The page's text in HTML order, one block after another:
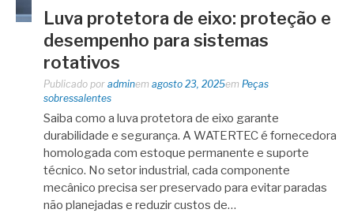
Luva protetora de eixo: proteção e
desempenho para sistemas
rotativos
Publicado por adminem agosto 23, 2025em Peças
sobressalentes
Saiba como a luva protetora de eixo garante
durabilidade e segurança. A WATERTEC é fornecedora
homologada com estoque permanente e suporte
técnico. No setor industrial, cada componente
mecânico precisa ser preservado para evitar paradas
não planejadas e reduzir custos de…